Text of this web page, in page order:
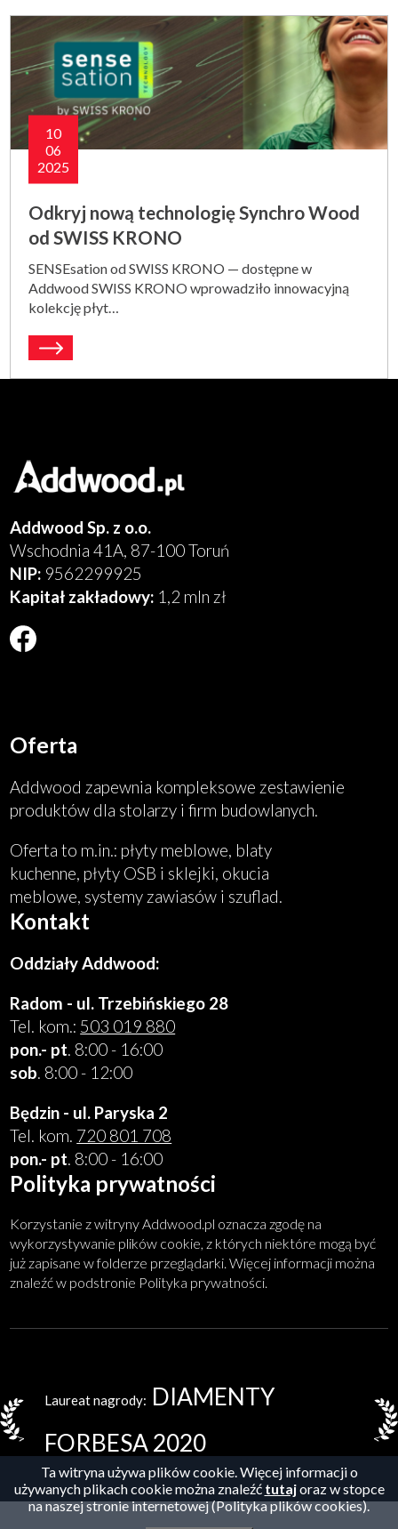
10
06
2025
Odkryj nową technologię Synchro Wood
od SWISS KRONO
SENSEsation od SWISS KRONO — dostępne w
Addwood SWISS KRONO wprowadziło innowacyjną
kolekcję płyt…
Addwood Sp. z o.o.
Wschodnia 41A, 87-100 Toruń
NIP: 9562299925
Kapitał zakładowy: 1,2 mln zł
Will
Oferta
Addwood zapewnia kompleksowe zestawienie
produktów dla stolarzy i firm budowlanych.
Oferta to m.in.: płyty meblowe, blaty
kuchenne, płyty OSB i sklejki, okucia
meblowe, systemy zawiasów i szuflad.
Kontakt
Oddziały Addwood:
Radom - ul. Trzebińskiego 28
Tel. kom.: 503 019 880
pon.- pt. 8:00 - 16:00
sob. 8:00 - 12:00
Będzin - ul. Paryska 2
Tel. kom. 720 801 708
pon.- pt. 8:00 - 16:00
Polityka prywatności
Korzystanie z witryny Addwood.pl oznacza zgodę na
wykorzystywanie plików cookie, z których niektóre mogą być
już zapisane w folderze przeglądarki. Więcej informacji można
znaleźć w podstronie Polityka prywatności.
Laureat nagrody: DIAMENTY
FORBESA 2020
Ta witryna używa plików cookie. Więcej informacji o
używanych plikach cookie można znaleźć tutajoraz w stopce
na naszej stronie internetowej (Polityka plików cookies).